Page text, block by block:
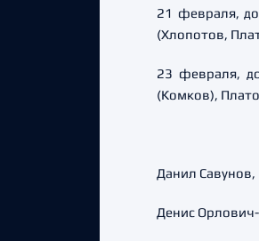
21 февраля,
(Хлопотов,
23 февраля,
(Комков),
Данил
Денис